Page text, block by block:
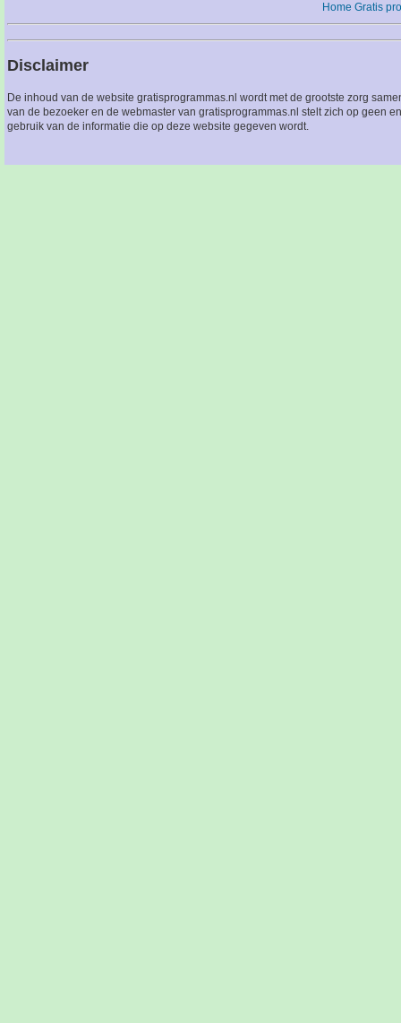
Home Gratis
Disclaimer
De inhoud van de website gratisprogrammas.nl wordt met de grootste zorg
van de bezoeker en de webmaster van gratisprogrammas.nl stelt zich op geen
gebruik van de informatie die op deze website gegeven wordt.